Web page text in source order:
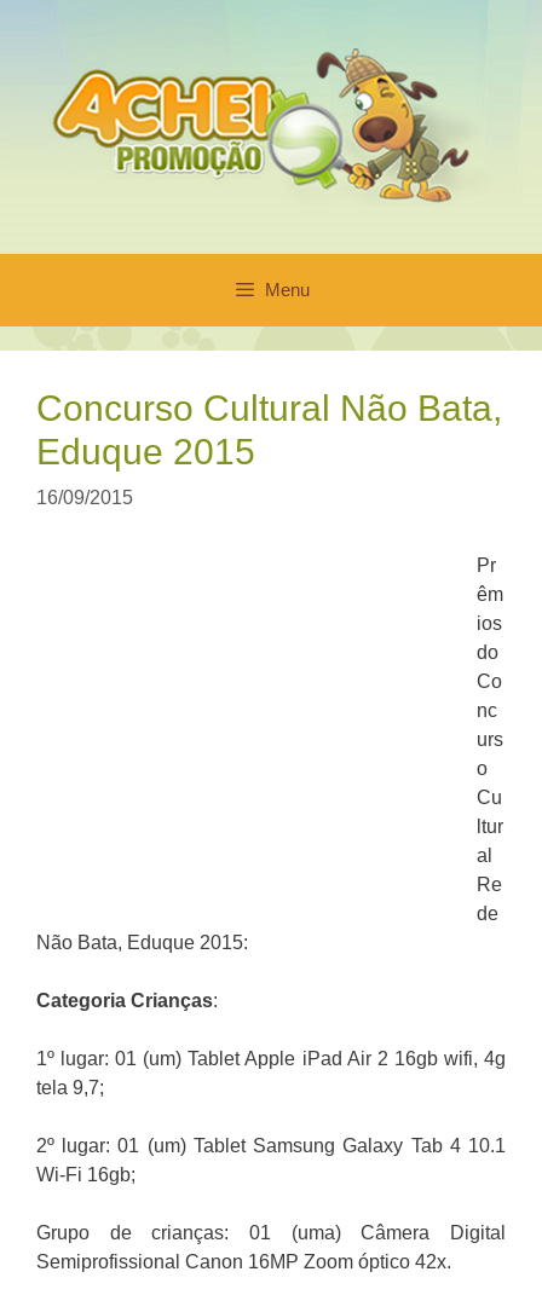
conteúdo
Menu
Concurso Cultural Não Bata,
Eduque 2015
16/09/2015
Pr
êm
ios
do
Co
nc
urs
o
Cu
ltur
al
Re
de
Não Bata, Eduque 2015:
Categoria Crianças:
1º lugar: 01 (um) Tablet Apple iPad Air 2 16gb wifi, 4g
tela 9,7;
2º lugar: 01 (um) Tablet Samsung Galaxy Tab 4 10.1
Wi-Fi 16gb;
Grupo de crianças: 01 (uma) Câmera Digital
Semiprofissional Canon 16MP Zoom óptico 42x.